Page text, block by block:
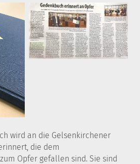
wird an die Gelsenkirchener
die dem
Opfer gefallen sind. Sie sind